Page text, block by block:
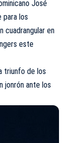
José
para los
cuadrangular en
este
triunfo de los
jonrón ante los